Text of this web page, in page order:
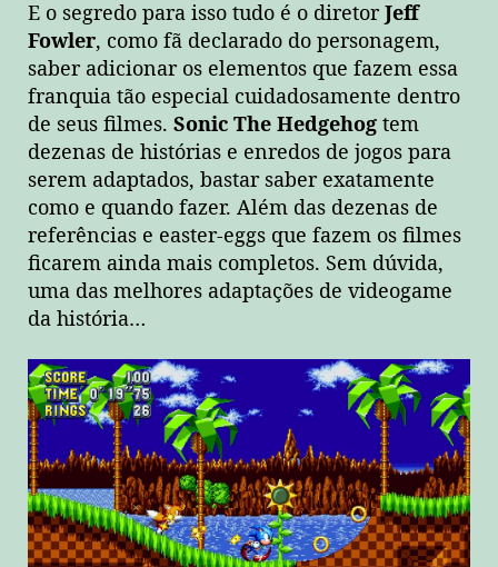
E o segredo para isso tudo é o diretorJeff
Fowler, como fã declarado do personagem,
saber adicionar os elementos que fazem essa
franquia tão especial cuidadosamente dentro
de seus filmes. Sonic The Hedgehog tem
dezenas de histórias e enredos de jogos para
serem adaptados, bastar saber exatamente
como e quando fazer. Além das dezenas de
referências e easter-eggs que fazem os filmes
ficarem ainda mais completos. Sem dúvida,
uma das melhores adaptações de videogame
da história…